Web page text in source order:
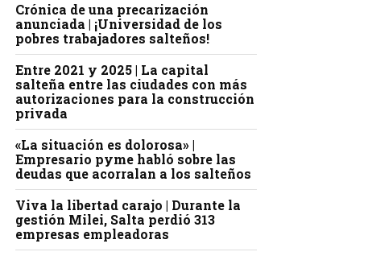
Crónica de una precarización
anunciada | ¡Universidad de los
pobres trabajadores salteños!
Entre 2021 y 2025 | La capital
salteña entre las ciudades con más
autorizaciones para la construcción
privada
«La situación es dolorosa» |
Empresario pyme habló sobre las
deudas que acorralan a los salteños
Viva la libertad carajo | Durante la
gestión Milei, Salta perdió 313
empresas empleadoras